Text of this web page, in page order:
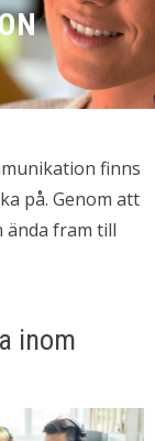
finns
på. Genom att
ända fram till
inom